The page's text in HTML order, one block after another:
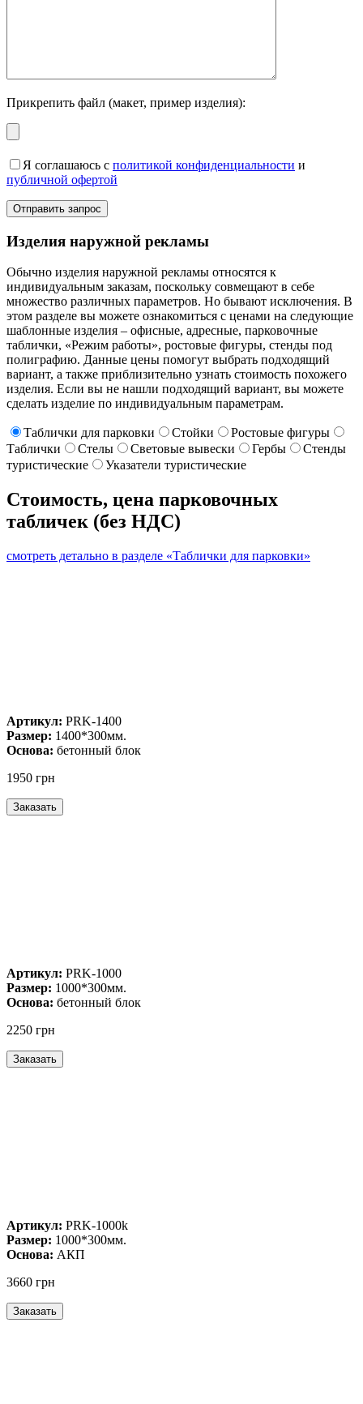
Прикрепить файл (макет, пример изделия):
Я соглашаюсь с политикой конфиденциальности и
публичной офертой
Изделия наружной рекламы
Обычно изделия наружной рекламы относятся к
индивидуальным заказам, поскольку совмещают в себе
множество различных параметров. Но бывают исключения. В
этом разделе вы можете ознакомиться с ценами на следующие
шаблонные изделия – офисные, адресные, парковочные
таблички, «Режим работы», ростовые фигуры, стенды под
полиграфию. Данные цены помогут выбрать подходящий
вариант, а также приблизительно узнать стоимость похожего
изделия. Если вы не нашли подходящий вариант, вы можете
сделать изделие по индивидуальным параметрам.
Таблички для парковки Стойки
Ростовые фигуры
Таблички
Стелы Световые вывески Гербы
Стенды
туристические
Указатели туристические
Стоимость, цена парковочных
табличек (без НДС)
смотреть детально в разделе «Таблички для парковки»
Артикул: PRK-1400
Размер: 1400*300мм.
Основа: бетонный блок
1950 грн
Артикул: PRK-1000
Размер: 1000*300мм.
Основа: бетонный блок
2250 грн
Артикул: PRK-1000k
Размер: 1000*300мм.
Основа: АКП
3660 грн